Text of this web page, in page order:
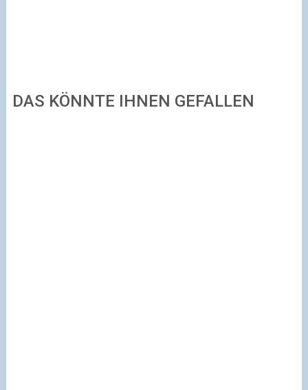
DAS KÖNNTE IHNEN GEFALLEN